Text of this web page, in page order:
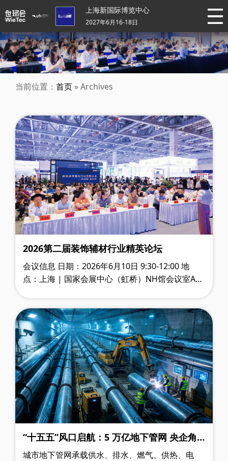
上海新国际博览中心
2027年6月16-18日
当前位置： 首页 » Archives
2026第二届装饰辅材行业精英论坛
会议信息 日期：2026年6月10日 9:30-12:00 地
点：上海 | 国家会展中心（虹桥）NH馆会议室A
“十五五”风口启航：5 万亿地下管网 央企角
逐生命线工程高地
城市地下管网承载供水、排水、燃气、供热、电